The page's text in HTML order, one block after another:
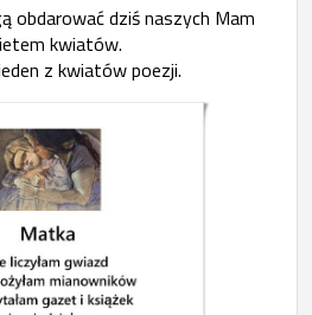
obdarować dziś naszych Mam
kwiatów.
z kwiatów poezji.